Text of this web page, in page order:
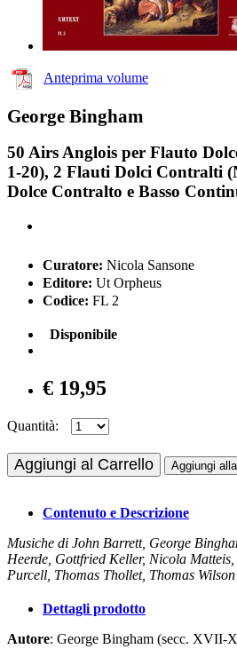
Anteprima volume
George Bingham
50 Airs Anglois per Flauto
1-20), 2 Flauti Dolci Contralti
Dolce Contralto e Basso
Curatore: Nicola Sansone
Editore: Ut Orpheus
Codice: FL 2
Disponibile
€ 19,95
Quantità:
Aggiungi al Carrello Aggiungi
Contenuto e Descrizione
Musiche di John Barrett, George
Heerde, Gottfried Keller, Nicola
Purcell, Thomas Thollet, Thomas
Dettagli prodotto
Autore: George Bingham (secc. XVII-